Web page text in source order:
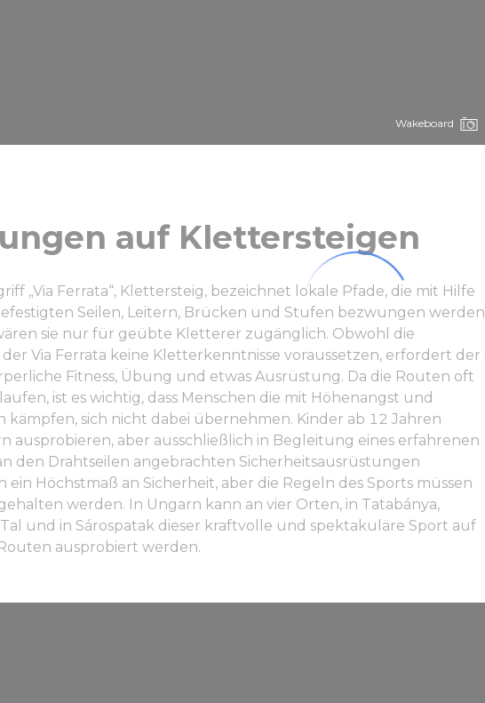
Wakeboard
auf Klettersteigen
„Via Ferrata“, Klettersteig, bezeichnet lokale Pfade, die mit Hilfe
Seilen, Leitern, Brücken und Stufen bezwungen werden
sie nur für geübte Kletterer zugänglich. Obwohl die
Via Ferrata keine Kletterkenntnisse voraussetzen, erfordert der
Fitness, Übung und etwas Ausrüstung. Da die Routen oft
ist es wichtig, dass Menschen die mit Höhenangst und
sich nicht dabei übernehmen. Kinder ab 12 Jahren
ausprobieren, aber ausschließlich in Begleitung eines erfahrenen
den Drahtseilen angebrachten Sicherheitsausrüstungen
Höchstmaß an Sicherheit, aber die Regeln des Sports müssen
werden. In Ungarn kann an vier Orten, in Tatabánya,
Tal und in Sárospatak dieser kraftvolle und spektakuläre Sport auf
ausprobiert werden.